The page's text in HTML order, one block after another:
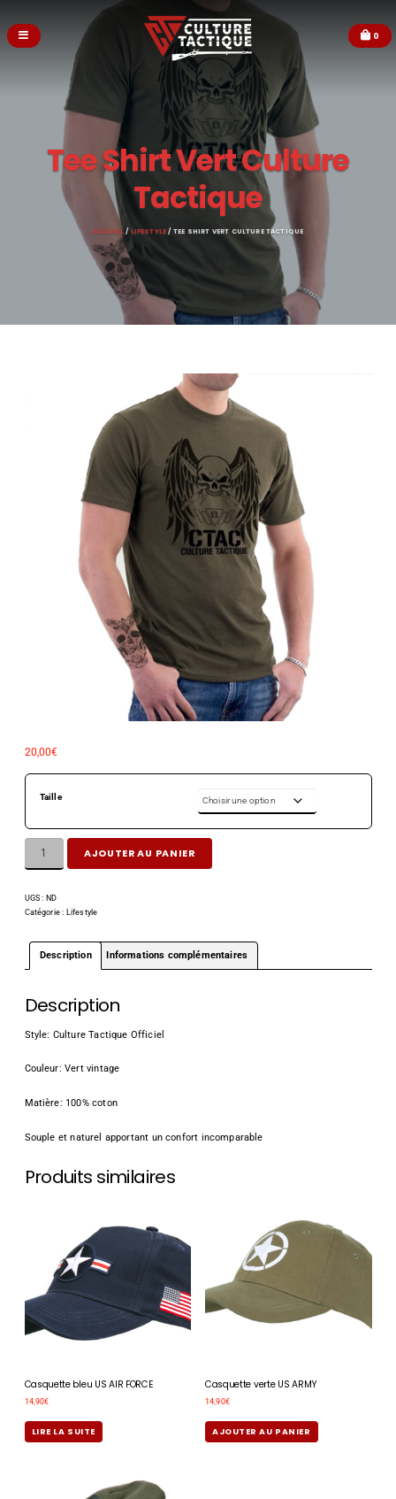
0
Tee Shirt Vert Culture
Tactique
ACCUEIL/LIFESTYLE/ TEE SHIRT VERT CULTURE TACTIQUE
20,00€
Taille
AJOUTER AU PANIER
UGS : ND
Catégorie : Lifestyle
Description Informations complémentaires
Description
Style: Culture Tactique Officiel
Couleur: Vert vintage
Matière: 100% coton
Souple et naturel apportant un confort incomparable
Produits similaires
Casquette bleu US AIR FORCE
14,90€
LIRE LA SUITE
Casquette verte US ARMY
14,90€
AJOUTER AU PANIER